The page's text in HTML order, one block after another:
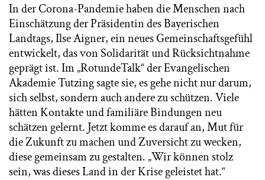
In der Corona-Pandemie haben die Menschen nach
Einschätzung der Präsidentin des Bayerischen
Landtags, Ilse Aigner, ein neues Gemeinschaftsgefühl
entwickelt, das von Solidarität und Rücksichtnahme
geprägt ist. Im „RotundeTalk“ der Evangelischen
Akademie Tutzing sagte sie, es gehe nicht nur darum,
sich selbst, sondern auch andere zu schützen. Viele
hätten Kontakte und familiäre Bindungen neu
schätzen gelernt. Jetzt komme es darauf an, Mut für
die Zukunft zu machen und Zuversicht zu wecken,
diese gemeinsam zu gestalten. „Wir können stolz
sein, was dieses Land in der Krise geleistet hat.“